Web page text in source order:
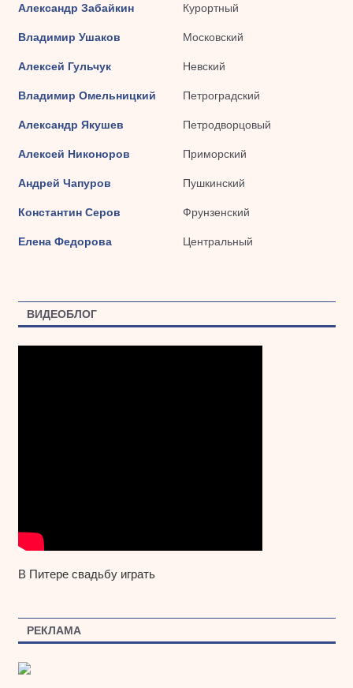
Александр Забайкин Курортный
Владимир Ушаков Московский
Алексей Гульчук Невский
Владимир Омельницкий Петроградский
Александр Якушев Петродворцовый
Алексей Никоноров Приморский
Андрей Чапуров Пушкинский
Константин Серов Фрунзенский
Елена Федорова Центральный
ВИДЕОБЛОГ
В Питере свадьбу играть
РЕКЛАМА